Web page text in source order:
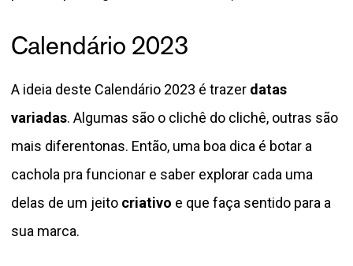
Calendário 2023
A ideia deste Calendário 2023 é trazer datas
variadas. Algumas são o clichê do clichê, outras são
mais diferentonas. Então, uma boa dica é botar a
cachola pra funcionar e saber explorar cada uma
delas de um jeito criativo e que faça sentido para a
sua marca.